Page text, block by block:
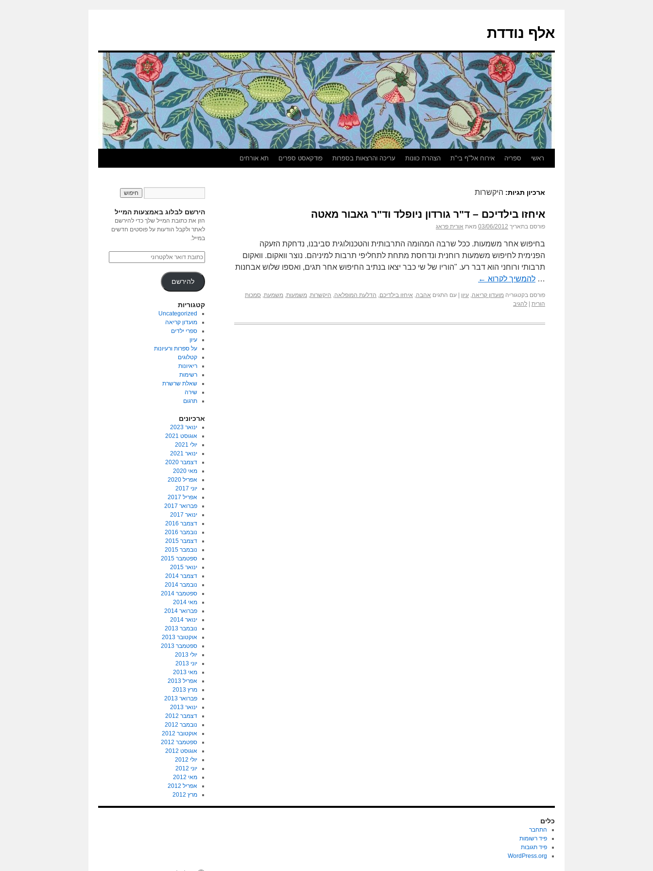
אלף נודדת
ראשי ספריה אירוח אל"ף בי"ת הצהרת כוונות עריכה והרצאות בספרות פודקאסט ספרים תא אורחים
ארכיון תגיות: היקשרות
איחזו בילדיכם – ד"ר גורדון ניופלד וד"ר גאבור מאטה
פורסם בתאריך 03/06/2012 מאת אורית פראג
בחיפוש אחר משמעות. ככל שרבה המהומה התרבותית והטכנולוגית סביבנו, נדחקת הזעקה
הפנימית לחיפוש משמעות רוחנית ונדחסת מתחת לתחליפי תרבות למיניהם. נוצר וואקום. וואקום
תרבותי ורוחני הוא דבר רע. "הוריו של שי כבר יצאו בנתיב החיפוש אחר תגים, ואספו שלוש אבחנות
… להמשיך לקרוא ←
פורסם בקטגוריה מועדון קריאה, עיון עם התגים אהבה, איחזו בילדיכם, הדלעת המופלאה, היקשרות, משמעות, משמעת, סמכות
הורית
להגיב
הירשם לבלוג באמצעות המייל
הזן את כתובת המייל שלך כדי להירשם
לאתר ולקבל הודעות על פוסטים חדשים
במייל.
להירשם
קטגוריות
Uncategorized
מועדון קריאה
ספרי ילדים
עיון
על ספרות ורעיונות
קטלוגים
ריאיונות
רשימות
שאלת שרשרת
שירה
תרגום
ארכיונים
ינואר 2023
אוגוסט 2021
יולי 2021
ינואר 2021
דצמבר 2020
מאי 2020
אפריל 2020
יוני 2017
אפריל 2017
פברואר 2017
ינואר 2017
דצמבר 2016
נובמבר 2016
דצמבר 2015
נובמבר 2015
ספטמבר 2015
ינואר 2015
דצמבר 2014
נובמבר 2014
ספטמבר 2014
מאי 2014
פברואר 2014
ינואר 2014
נובמבר 2013
אוקטובר 2013
ספטמבר 2013
יולי 2013
יוני 2013
מאי 2013
אפריל 2013
מרץ 2013
פברואר 2013
ינואר 2013
דצמבר 2012
נובמבר 2012
אוקטובר 2012
ספטמבר 2012
אוגוסט 2012
יולי 2012
יוני 2012
מאי 2012
אפריל 2012
מרץ 2012
כלים
התחבר
פיד רשומות
פיד תגובות
WordPress.org